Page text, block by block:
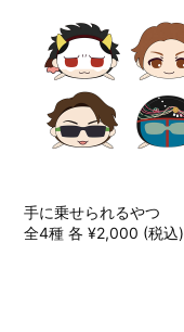
手に乗せられるやつ
全4種 各 ¥2,000 (税込)